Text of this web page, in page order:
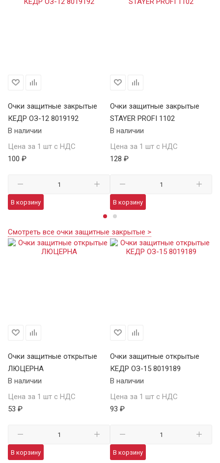
Очки защитные закрытые
КЕДР ОЗ-12 8019192
В наличии
Цена за 1 шт с НДС
100 ₽
В корзину
Очки защитные закрытые
STAYER PROFI 1102
В наличии
Цена за 1 шт с НДС
128 ₽
В корзину
Смотреть все очки защитные закрытые >
Очки защитные открытые
ЛЮЦЕРНА
В наличии
Цена за 1 шт с НДС
53 ₽
В корзину
Очки защитные открытые
КЕДР ОЗ-15 8019189
В наличии
Цена за 1 шт с НДС
93 ₽
В корзину